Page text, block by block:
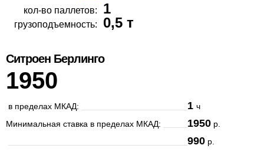
кол-во паллетов: 1
грузоподъемность: 0,5 т
Ситроен Берлинго
1950
в пределах МКАД: 1ч
Минимальная ставка в пределах МКАД:
1950 р.
990 р.